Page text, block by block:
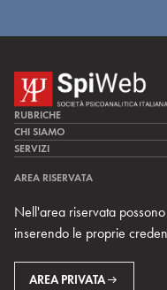
RUBRICHE
LA CURA
LA RICERCA
MULTIMEDIA
CHI SIAMO
LA SPI
TEAM DI SPIWEB
CONTATTI
RIVISTE
SERVIZI
ARCHIVIO STORICO
AREA RISERVATA
Nell'area riservata
inserendo le proprie
AREA PRIVATA